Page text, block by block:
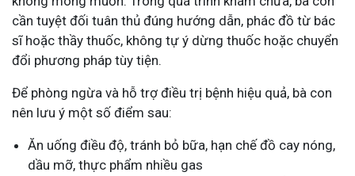
cần tuyệt đối tuân thủ đúng hướng dẫn, phác đồ từ bác
sĩ hoặc thầy thuốc, không tự ý dừng thuốc hoặc chuyển
đổi phương pháp tùy tiện.
Để phòng ngừa và hỗ trợ điều trị bệnh hiệu quả, bà con
nên lưu ý một số điểm sau:
Ăn uống điều độ, tránh bỏ bữa, hạn chế đồ cay nóng,
dầu mỡ, thực phẩm nhiều gas